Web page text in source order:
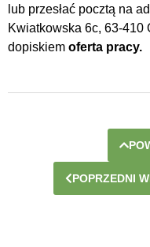
lub przesłać pocztą na
Kwiatkowska 6c, 63-410
dopiskiem oferta pracy.
POPRZEDNI